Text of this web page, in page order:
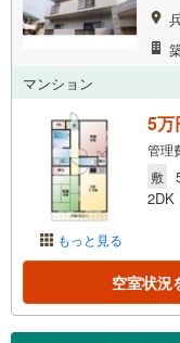
マンション
もっと見る
5万
管理
敷
2DK
空室状況